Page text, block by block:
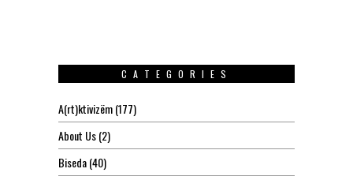
CATEGORIES
A(rt)ktivizëm(177)
About Us(2)
Biseda(40)